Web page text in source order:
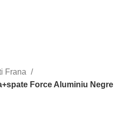
Frana
Force Aluminiu Negre